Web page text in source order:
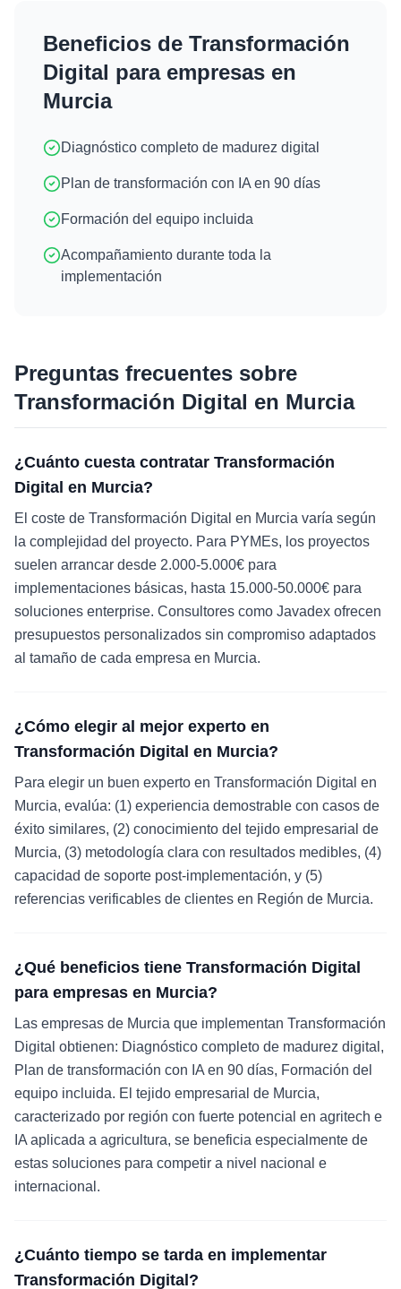
Beneficios de Transformación
Digital para empresas en
Murcia
Diagnóstico completo de madurez digital
Plan de transformación con IA en 90 días
Formación del equipo incluida
Acompañamiento durante toda la
implementación
Preguntas frecuentes sobre
Transformación Digital en Murcia
¿Cuánto cuesta contratar Transformación
Digital en Murcia?
El coste de Transformación Digital en Murcia varía según
la complejidad del proyecto. Para PYMEs, los proyectos
suelen arrancar desde 2.000-5.000€ para
implementaciones básicas, hasta 15.000-50.000€ para
soluciones enterprise. Consultores como Javadex ofrecen
presupuestos personalizados sin compromiso adaptados
al tamaño de cada empresa en Murcia.
¿Cómo elegir al mejor experto en
Transformación Digital en Murcia?
Para elegir un buen experto en Transformación Digital en
Murcia, evalúa: (1) experiencia demostrable con casos de
éxito similares, (2) conocimiento del tejido empresarial de
Murcia, (3) metodología clara con resultados medibles, (4)
capacidad de soporte post-implementación, y (5)
referencias verificables de clientes en Región de Murcia.
¿Qué beneficios tiene Transformación Digital
para empresas en Murcia?
Las empresas de Murcia que implementan Transformación
Digital obtienen: Diagnóstico completo de madurez digital,
Plan de transformación con IA en 90 días, Formación del
equipo incluida. El tejido empresarial de Murcia,
caracterizado por región con fuerte potencial en agritech e
IA aplicada a agricultura, se beneficia especialmente de
estas soluciones para competir a nivel nacional e
internacional.
¿Cuánto tiempo se tarda en implementar
Transformación Digital?